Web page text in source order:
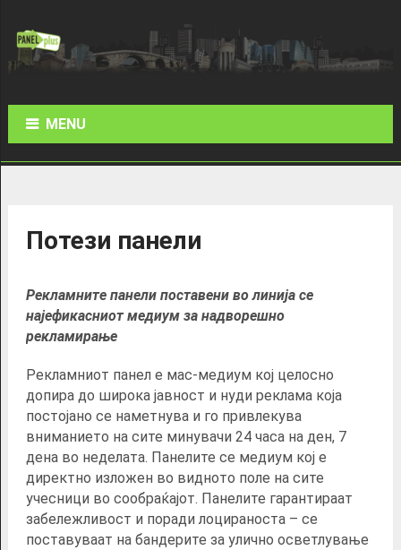
MENU
Потези панели
Рекламните панели поставени во линија се
најефикасниот медиум за надворешно
рекламирање
Рекламниот панел е мас-медиум кој целосно
допира до широка јавност и нуди реклама која
постојано се наметнува и го привлекува
вниманието на сите минувачи 24 часа на ден, 7
дена во неделата. Панелите се медиум кој е
директно изложен во видното поле на сите
учесници во сообраќајот. Панелите гарантираат
забележливост и поради лоцираноста – се
поставуваат на бандерите за улично осветлување